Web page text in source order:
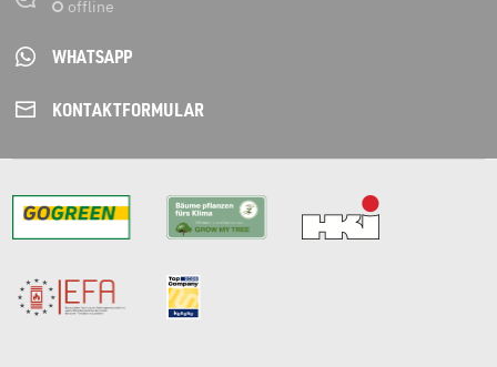
WHATSAPP
KONTAKT­FORMULAR